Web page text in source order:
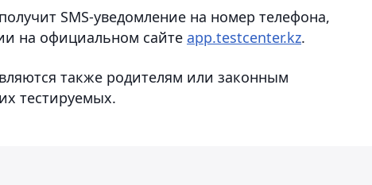
SMS-уведомление на номер телефона,
на официальном сайте app.testcenter.kz.
также родителям или законным
тестируемых.